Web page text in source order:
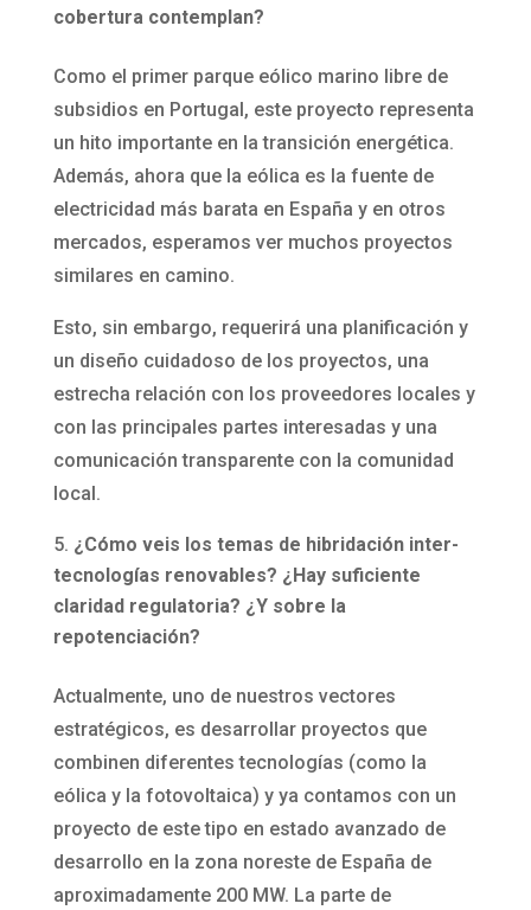
cobertura contemplan?
Como el primer parque eólico marino libre de
subsidios en Portugal, este proyecto representa
un hito importante en la transición energética.
Además, ahora que la eólica es la fuente de
electricidad más barata en España y en otros
mercados, esperamos ver muchos proyectos
similares en camino.
Esto, sin embargo, requerirá una planificación y
un diseño cuidadoso de los proyectos, una
estrecha relación con los proveedores locales y
con las principales partes interesadas y una
comunicación transparente con la comunidad
local.
¿Cómo veis los temas de hibridación inter-
tecnologías renovables? ¿Hay suficiente
claridad regulatoria? ¿Y sobre la
repotenciación?
Actualmente, uno de nuestros vectores
estratégicos, es desarrollar proyectos que
combinen diferentes tecnologías (como la
eólica y la fotovoltaica) y ya contamos con un
proyecto de este tipo en estado avanzado de
desarrollo en la zona noreste de España de
aproximadamente 200 MW. La parte de